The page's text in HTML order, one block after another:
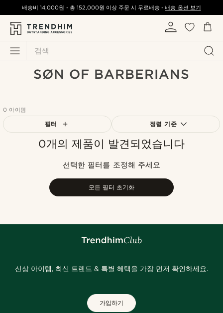
검색
배송비14,000원 - 총 152,000원 이상 주문 시 무료배송 -배송 옵션 보기
SØN OF BARBERIANS
0 아이템
필터 정렬 기준
가장 인기 있는
낮은가격순
높은가격순
0개의 제품이 발견되었습니다
선택한 필터를 조정해 주세요
모든 필터 초기화
신상 아이템, 최신 트렌드 & 특별 혜택을 가장 먼저 확인하세요.
가입하기